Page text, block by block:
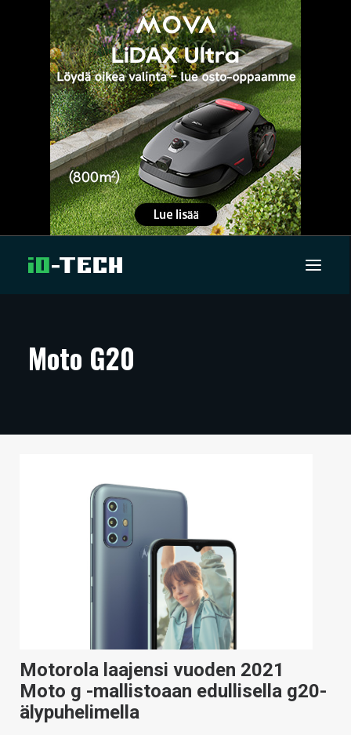
ARTIKKELIT
TECHBBS
Moto G20
Motorola laajensi vuoden 2021
Moto g -mallistoaan edullisella g20-
älypuhelimella